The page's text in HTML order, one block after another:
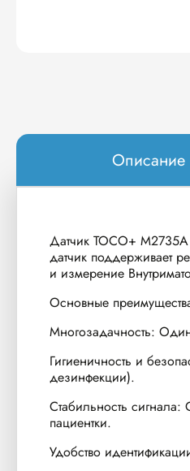
Описание
Датчик TOCO+
датчик поддерживает
и измерение
Основные
Многозадачность: Один
Гигиеничность и
дезинфекции).
Стабильность сигнала:
пациентки.
Удобство